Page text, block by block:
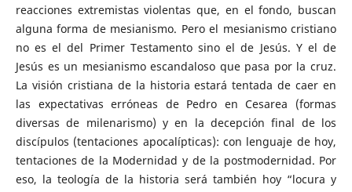
reacciones extremistas violentas que, en el fondo, buscan
alguna forma de mesianismo. Pero el mesianismo cristiano
no es el del Primer Testamento sino el de Jesús. Y el de
Jesús es un mesianismo escandaloso que pasa por la cruz.
La visión cristiana de la historia estará tentada de caer en
las expectativas erróneas de Pedro en Cesarea (formas
diversas de milenarismo) y en la decepción final de los
discípulos (tentaciones apocalípticas): con lenguaje de hoy,
tentaciones de la Modernidad y de la postmodernidad. Por
eso, la teología de la historia será también hoy “locura y